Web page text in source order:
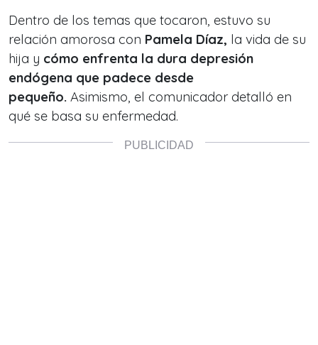
Dentro de los temas que tocaron, estuvo su
relación amorosa con Pamela Díaz, la vida de su
hija y cómo enfrenta la dura depresión
endógena que padece desde
pequeño. Asimismo, el comunicador detalló en
qué se basa su enfermedad.